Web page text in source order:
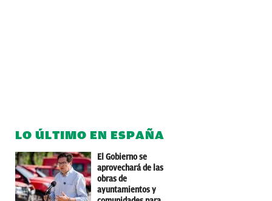
LO ÚLTIMO EN ESPAÑA
El Gobierno se
aprovechará de las
obras de
ayuntamientos y